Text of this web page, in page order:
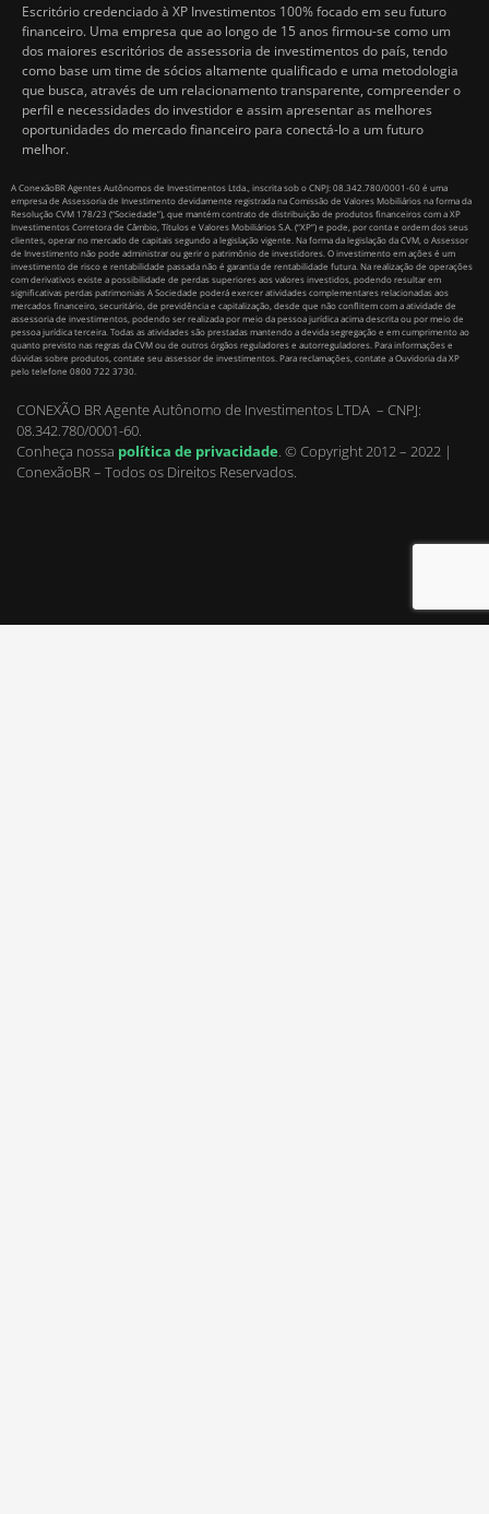
Escritório credenciado à XP Investimentos 100% focado em seu futuro
financeiro. Uma empresa que ao longo de 15 anos firmou-se como um
dos maiores escritórios de assessoria de investimentos do país, tendo
como base um time de sócios altamente qualificado e uma metodologia
que busca, através de um relacionamento transparente, compreender o
perfil e necessidades do investidor e assim apresentar as melhores
oportunidades do mercado financeiro para conectá-lo a um futuro
melhor.
A ConexãoBR Agentes Autônomos de Investimentos Ltda., inscrita sob o CNPJ: 08.342.780/0001-60 é uma
empresa de Assessoria de Investimento devidamente registrada na Comissão de Valores Mobiliários na forma da
Resolução CVM 178/23 (“Sociedade”), que mantém contrato de distribuição de produtos financeiros com a XP
Investimentos Corretora de Câmbio, Títulos e Valores Mobiliários S.A. (“XP”) e pode, por conta e ordem dos seus
clientes, operar no mercado de capitais segundo a legislação vigente. Na forma da legislação da CVM, o Assessor
de Investimento não pode administrar ou gerir o patrimônio de investidores. O investimento em ações é um
investimento de risco e rentabilidade passada não é garantia de rentabilidade futura. Na realização de operações
com derivativos existe a possibilidade de perdas superiores aos valores investidos, podendo resultar em
significativas perdas patrimoniais A Sociedade poderá exercer atividades complementares relacionadas aos
mercados financeiro, securitário, de previdência e capitalização, desde que não conflitem com a atividade de
assessoria de investimentos, podendo ser realizada por meio da pessoa jurídica acima descrita ou por meio de
pessoa jurídica terceira. Todas as atividades são prestadas mantendo a devida segregação e em cumprimento ao
quanto previsto nas regras da CVM ou de outros órgãos reguladores e autorreguladores. Para informações e
dúvidas sobre produtos, contate seu assessor de investimentos. Para reclamações, contate a Ouvidoria da XP
pelo telefone 0800 722 3730.
CONEXÃO BR Agente Autônomo de Investimentos LTDA – CNPJ:
08.342.780/0001-60.
Conheça nossa política de privacidade. © Copyright 2012 – 2022 |
ConexãoBR – Todos os Direitos Reservados.